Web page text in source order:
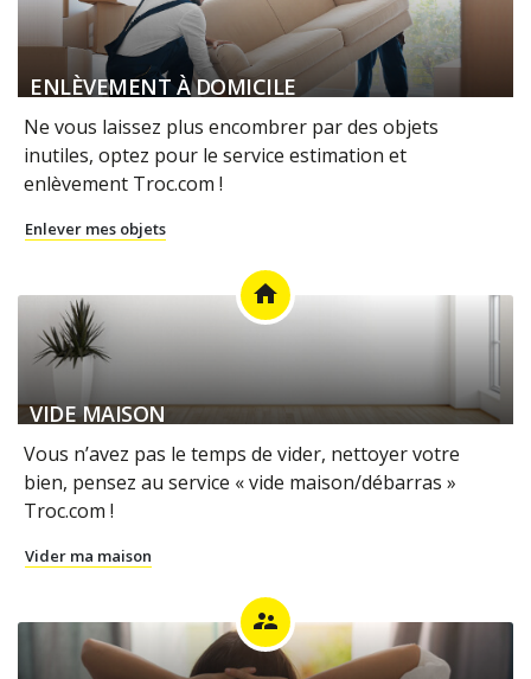
ENLÈVEMENT À DOMICILE
Ne vous laissez plus encombrer par des objets
inutiles, optez pour le service estimation et
enlèvement Troc.com !
Enlever mes objets
home
VIDE MAISON
Vous n’avez pas le temps de vider, nettoyer votre
bien, pensez au service « vide maison/débarras »
Troc.com !
Vider ma maison
supervisor_account